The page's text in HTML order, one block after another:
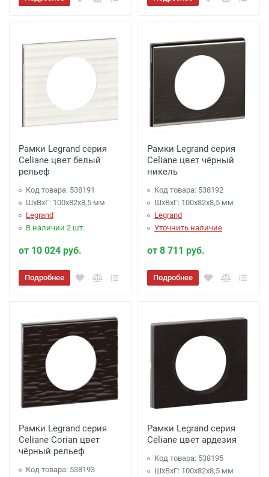
Рамки Legrand серия
Celiane цвет белый
рельеф
Код товара: 538191
ШхВхГ: 100x82x8,5 мм
Legrand
В наличии 2 шт.
от 10 024 руб.
Подробнее
Рамки Legrand серия
Celiane цвет чёрный
никель
Код товара: 538192
ШхВхГ: 100x82x8,5 мм
Legrand
Уточнить наличие
от 8 711 руб.
Подробнее
Рамки Legrand серия
Celiane Corian цвет
чёрный рельеф
Код товара: 538193
Рамки Legrand серия
Celiane цвет ардезия
Код товара: 538195
ШхВхГ: 100x82x8,5 мм